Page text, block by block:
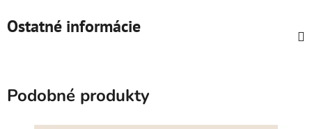
Ostatné informácie
Podobné produkty